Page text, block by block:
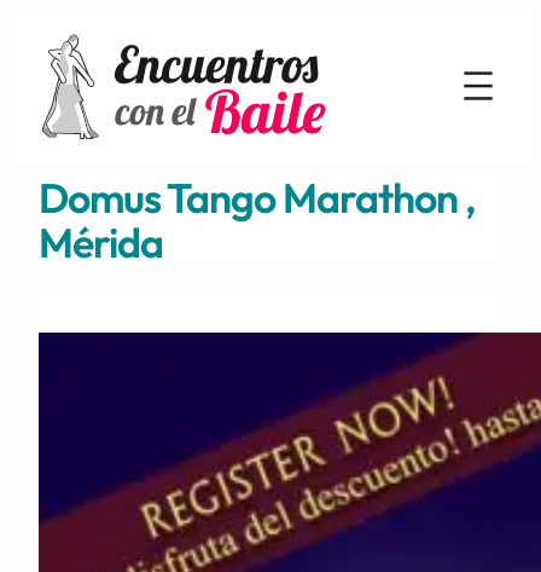
Domus Tango Marathon ,
Mérida